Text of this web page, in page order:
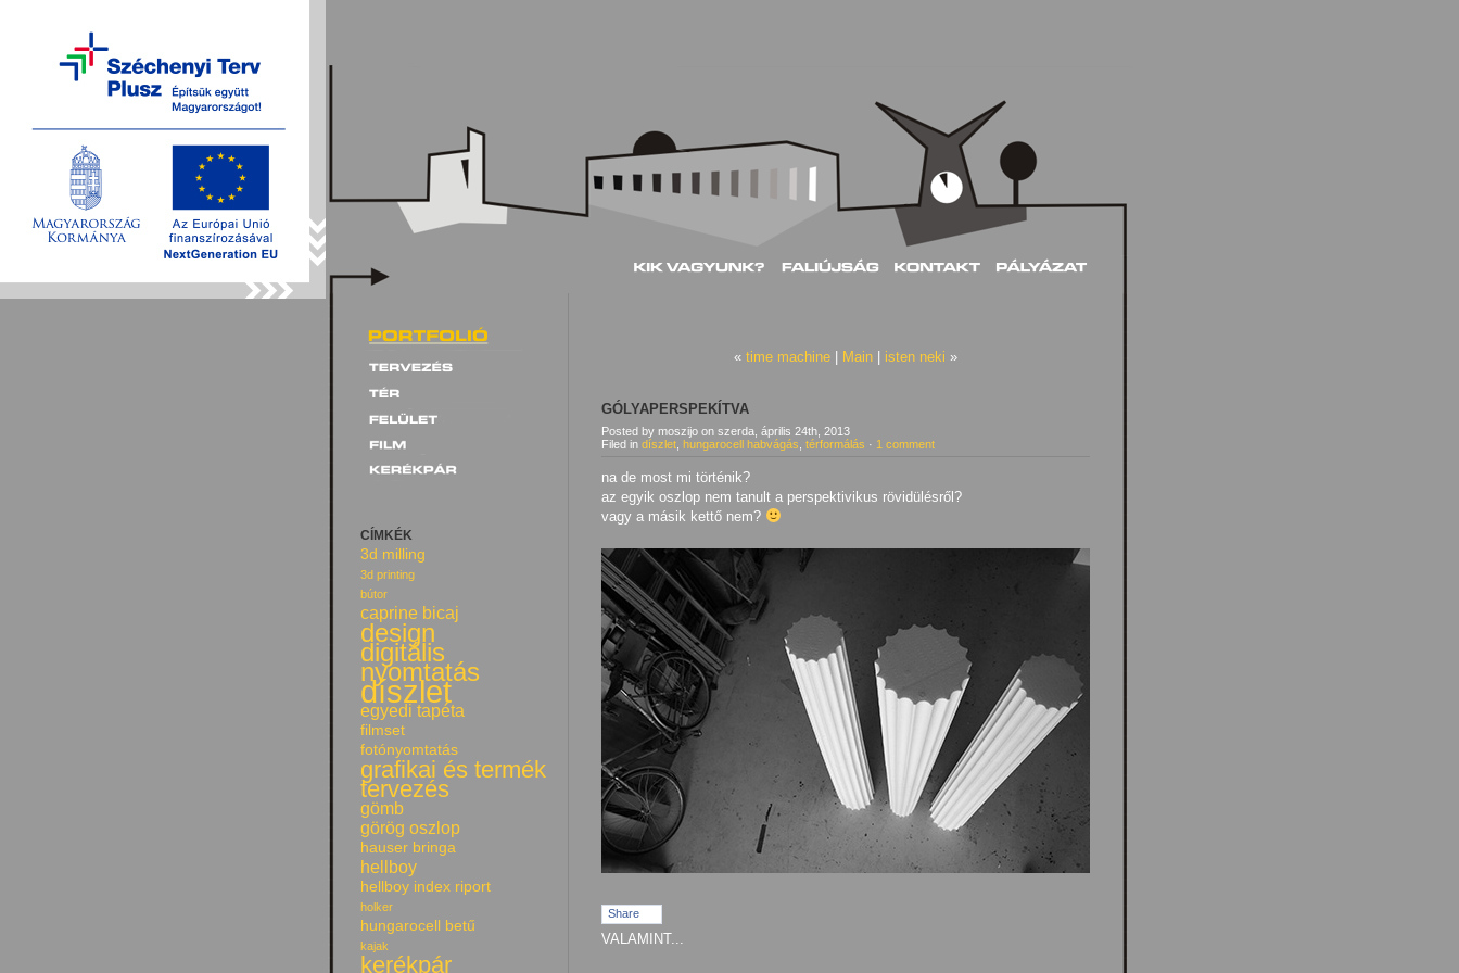
« time machine Main isten neki »
GÓLYAPERSPEKÍTVA
Posted by moszijo on szerda, április 24th, 2013
Filed in díszlet hungarocell habvágás térformálás · 1 comment
na de most mi történik?
az egyik oszlop nem tanult a perspektivikus rövidülésről?
vagy a másik kettő nem?
Share
VALAMINT...
CÍMKÉK
3d milling
3d printing
bútor
caprine bicaj
design
digitális
nyomtatás
díszlet
egyedi tapéta
filmset
fotónyomtatás
grafikai és termék
tervezés
gömb
görög oszlop
hauser bringa
hellboy
hellboy index riport
holker
hungarocell betű
kajak
kerékpár